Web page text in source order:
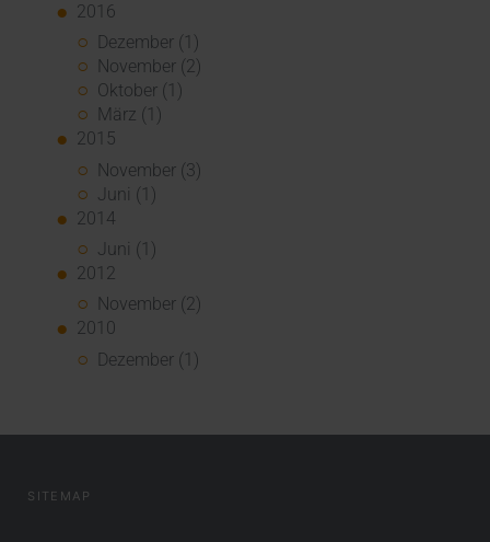
2016
Dezember (1)
November (2)
Oktober (1)
März (1)
2015
November (3)
Juni (1)
2014
Juni (1)
2012
November (2)
2010
Dezember (1)
SITEMAP